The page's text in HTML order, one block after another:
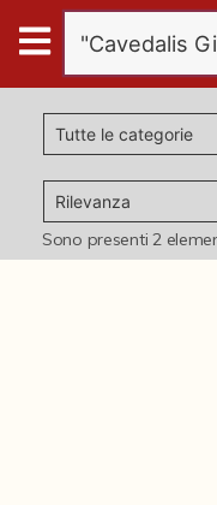
Digital
Humanities
Donazioni
Pubblicazioni
Il progetto Digital
Sono presenti2